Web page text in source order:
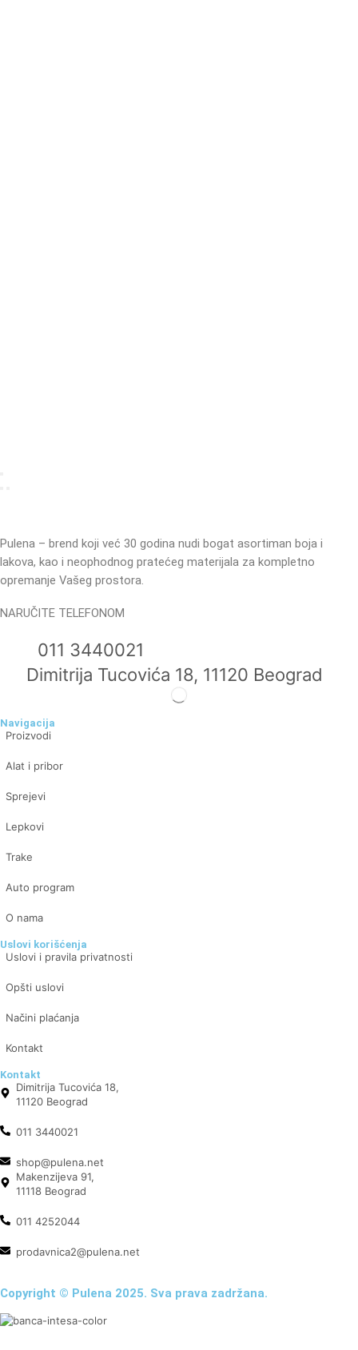
Pulena – brend koji već 30 godina nudi bogat asortiman boja i
lakova, kao i neophodnog pratećeg materijala za kompletno
opremanje Vašeg prostora.
NARUČITE TELEFONOM
011 3440021
Dimitrija Tucovića 18, 11120 Beograd
Navigacija
Proizvodi
Alat i pribor
Sprejevi
Lepkovi
Trake
Auto program
O nama
Uslovi korišćenja
Uslovi i pravila privatnosti
Opšti uslovi
Načini plaćanja
Kontakt
Kontakt
Dimitrija Tucovića 18,
11120 Beograd
011 3440021
shop@pulena.net
Makenzijeva 91,
11118 Beograd
011 4252044
prodavnica2@pulena.net
Copyright © Pulena 2025. Sva prava zadržana.